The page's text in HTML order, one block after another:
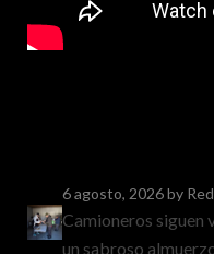
6 agosto, 2026by
Camioneros siguen
un sabroso